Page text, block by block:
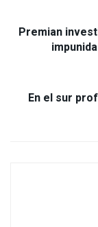
Premian
En el sur